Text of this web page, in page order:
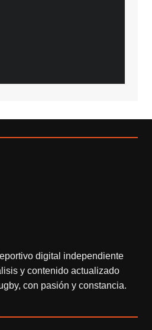
digital independiente
y contenido actualizado
con pasión y constancia.